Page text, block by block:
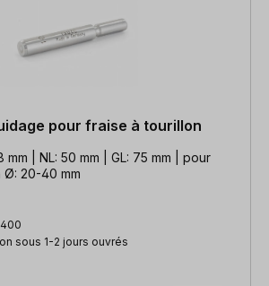
pour fraise à tourillon
mm | NL: 50 mm | GL: 75 mm | pour
Ø: 20-40 mm
sous 1-2 jours ouvrés